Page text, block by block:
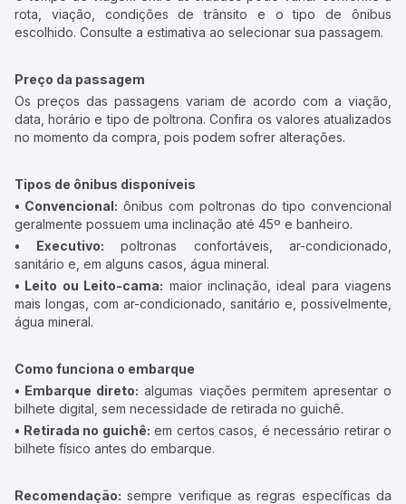
rota, viação, condições de trânsito e o tipo de ônibus
escolhido. Consulte a estimativa ao selecionar sua passagem.
Preço da passagem
Os preços das passagens variam de acordo com a viação,
data, horário e tipo de poltrona. Confira os valores atualizados
no momento da compra, pois podem sofrer alterações.
Tipos de ônibus disponíveis
• Convencional: ônibus com poltronas do tipo convencional
geralmente possuem uma inclinação até 45º e banheiro.
• Executivo: poltronas confortáveis, ar-condicionado,
sanitário e, em alguns casos, água mineral.
• Leito ou Leito-cama: maior inclinação, ideal para viagens
mais longas, com ar-condicionado, sanitário e, possivelmente,
água mineral.
Como funciona o embarque
• Embarque direto: algumas viações permitem apresentar o
bilhete digital, sem necessidade de retirada no guichê.
• Retirada no guichê: em certos casos, é necessário retirar o
bilhete físico antes do embarque.
Recomendação: sempre verifique as regras específicas da